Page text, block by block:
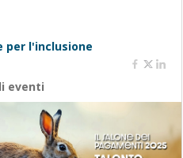
per l'inclusione
eventi